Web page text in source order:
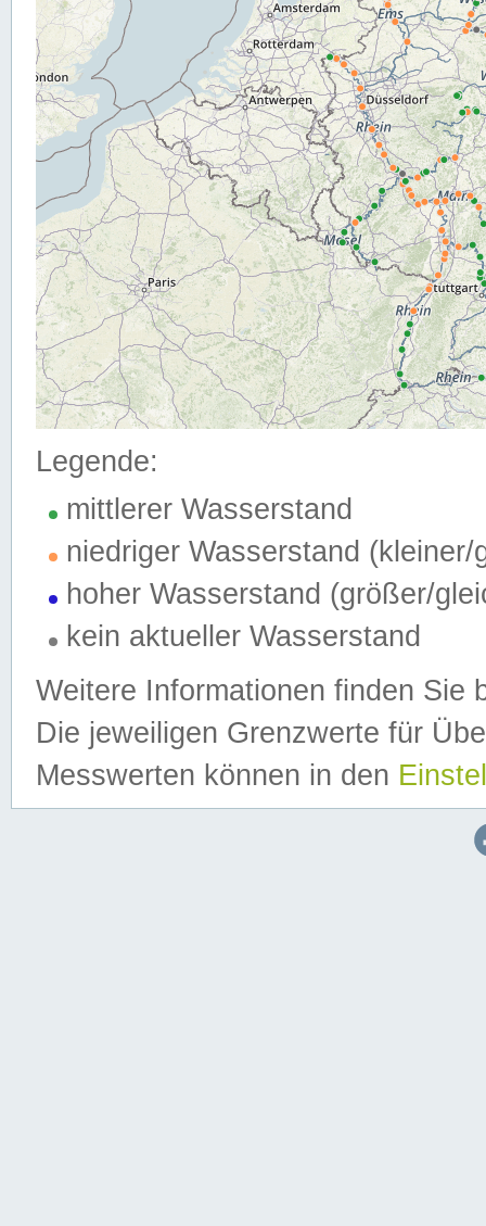
Legende:
mittlerer Wasserstand
niedriger Wasserstand (kleiner/
hoher Wasserstand (größer/
kein aktueller Wasserstand
Weitere Informationen finden Sie
Die jeweiligen Grenzwerte für
Messwerten können in den